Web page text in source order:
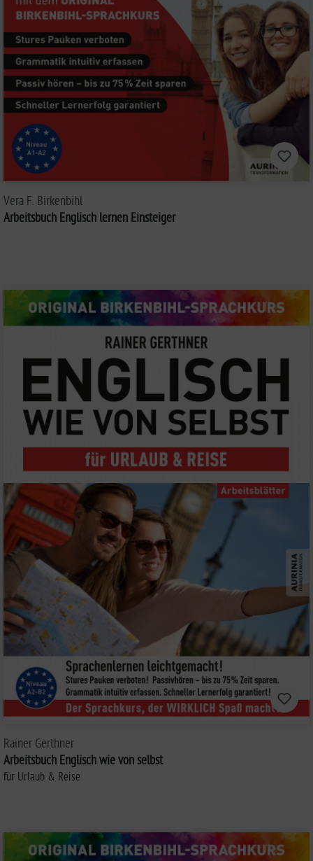
Vera F. Birkenbihl
Arbeitsbuch Englisch lernen Einsteiger
Rainer Gerthner
Arbeitsbuch Englisch wie von selbst
für Urlaub & Reise